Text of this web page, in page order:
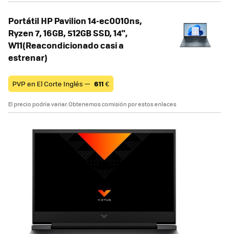
Portátil HP Pavilion 14-ec0010ns,
Ryzen 7, 16GB, 512GB SSD, 14",
W11(Reacondicionado casi a
estrenar)
PVP en El Corte Inglés — 611 €
El precio podría variar. Obtenemos comisión por estos enlaces